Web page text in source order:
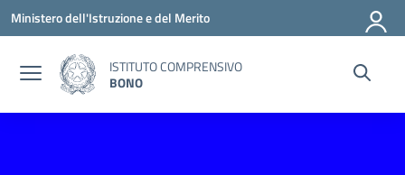
Vai ai contenuti
Vai al menu di navigazione
Vai al footer
Ministero dell'Istruzione e del Merito
ISTITUTO COMPRENSIVO
BONO